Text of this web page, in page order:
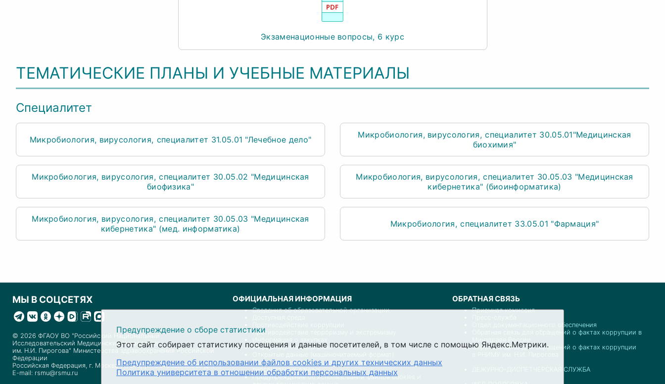
Экзаменационные вопросы, 6 курс
ТЕМАТИЧЕСКИЕ ПЛАНЫ И УЧЕБНЫЕ МАТЕРИАЛЫ
Специалитет
Микробиология, вирусология специалитет 31.05.01 "Лечебное дело" Микробиология, вирусология
специалитет 30.05.01"Mедицинская
биохимия"
Микробиология, вирусология
специалитет 30.05.02 "Медицинская
биофизика"
Микробиология, вирусология
специалитет 30.05.03 "Медицинская
кибернетика" (биоинформатика)
Микробиология, вирусология
специалитет 30.05.03 "Медицинская
кибернетика" (мед. информатика)
Микробиология специалитет 33.05.01 "Фармация"
МЫ В СОЦСЕТЯХ
© 2026 ФГАОУ ВО "Российский Национальный
Исследовательский Медицинский Университет
им. Н.И. Пирогова" Министерства здравоохранения Российской
Федерации
Российская Федерация, г. Москва 117513, ул. Островитянова д. 1
E-mail: rsmu@rsmu.ru
ОФИЦИАЛЬНАЯ ИНФОРМАЦИЯ
Сведения об образовательной организации
Противодействие терроризму и экстремизму
Информация о вакансиях
Политика университета в отношении обработки
персональных данных
Предупреждение об использовании файлов cookies и
ОБРАТНАЯ СВЯЗЬ
Приемная комиссия
Отдел документационного обеспечения
Обратная связь для обращений о фактах коррупции в
Минздраве России
Обратная связь для обращений о фактах коррупции
ДЕЖУРНО-ДИСПЕТЧЕРСКАЯ СЛУЖБА
Предупреждение о сборе статистики
Этот сайт собирает статистику посещения и данные посетителей, в том числе с помощью Яндекс.Метрики.
Предупреждение об использовании файлов cookies и других технических данных
Политика университета в отношении обработки персональных данных